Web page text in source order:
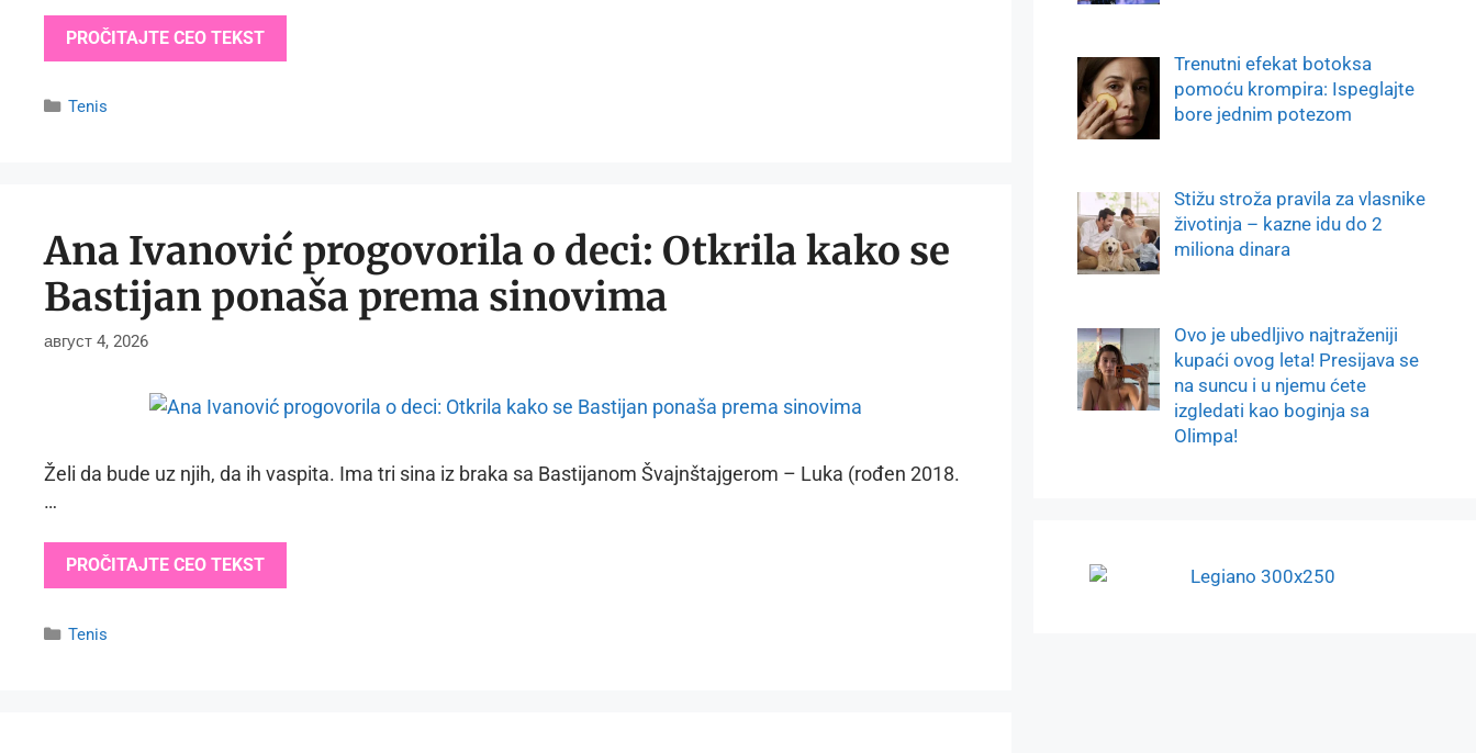
PROČITAJTE CEO TEKST
Categories
Tenis
Ana Ivanović progovorila o deci: Otkrila kako se
Bastijan ponaša prema sinovima
август 4, 2026
Želi da bude uz njih, da ih vaspita. Ima tri sina iz braka sa Bastijanom Švajnštajgerom – Luka (rođen 2018.
…
PROČITAJTE CEO TEKST
Categories
Tenis
Trenutni efekat botoksa
pomoću krompira: Ispeglajte
bore jednim potezom
Stižu stroža pravila za vlasnike
životinja – kazne idu do 2
miliona dinara
Ovo je ubedljivo najtraženiji
kupaći ovog leta! Presijava se
na suncu i u njemu ćete
izgledati kao boginja sa
Olimpa!